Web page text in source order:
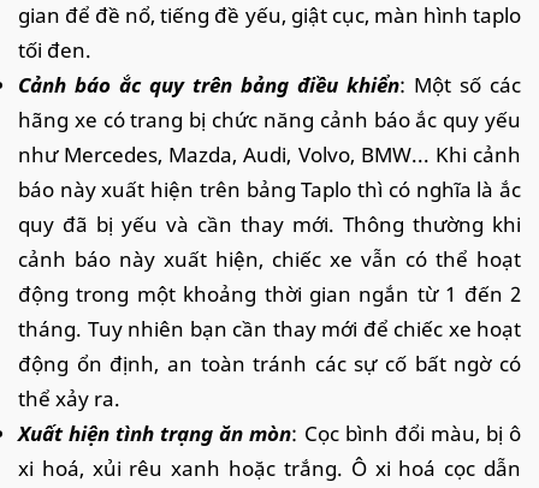
gian để đề nổ, tiếng đề yếu, giật cục, màn hình taplo
tối đen.
Cảnh báo ắc quy trên bảng điều khiển: Một số các
hãng xe có trang bị chức năng cảnh báo ắc quy yếu
như Mercedes, Mazda, Audi, Volvo, BMW... Khi cảnh
báo này xuất hiện trên bảng Taplo thì có nghĩa là ắc
quy đã bị yếu và cần thay mới. Thông thường khi
cảnh báo này xuất hiện, chiếc xe vẫn có thể hoạt
động trong một khoảng thời gian ngắn từ 1 đến 2
tháng. Tuy nhiên bạn cần thay mới để chiếc xe hoạt
động ổn định, an toàn tránh các sự cố bất ngờ có
thể xảy ra.
Xuất hiện tình trạng ăn mòn: Cọc bình đổi màu, bị ô
xi hoá, xủi rêu xanh hoặc trắng. Ô xi hoá cọc dẫn